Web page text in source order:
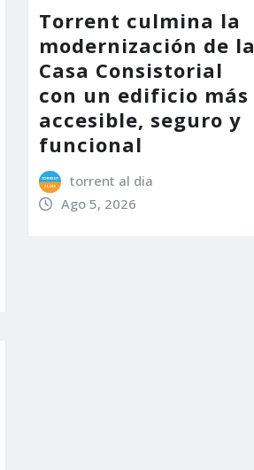
Torrent culmina la
modernización de la
Casa Consistorial
con un edificio más
accesible, seguro y
funcional
torrent al dia
Ago 5, 2026